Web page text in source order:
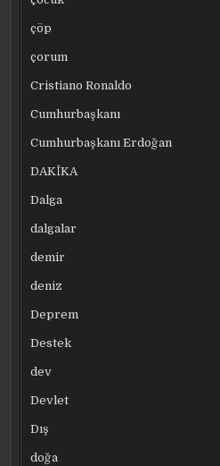
çöp
çorum
Cristiano Ronaldo
Cumhurbaşkanı
Cumhurbaşkanı Erdoğan
DAKİKA
Dalga
dalgalar
demir
deniz
Deprem
Destek
dev
Devlet
Dış
doğa